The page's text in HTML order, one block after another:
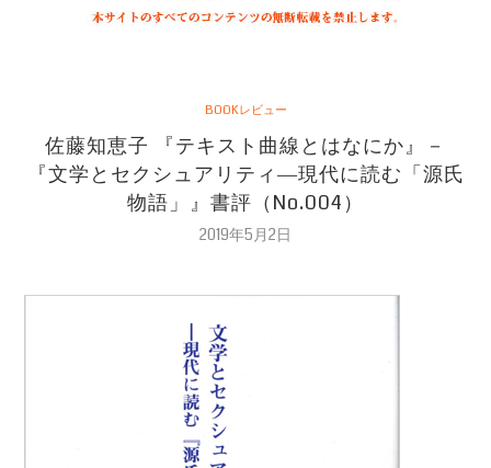
BOOKレビュー
佐藤知恵子 『テキスト曲線とはなにか』－
『文学とセクシュアリティ―現代に読む「源氏
物語」』書評（No.004）
2019年5月2日